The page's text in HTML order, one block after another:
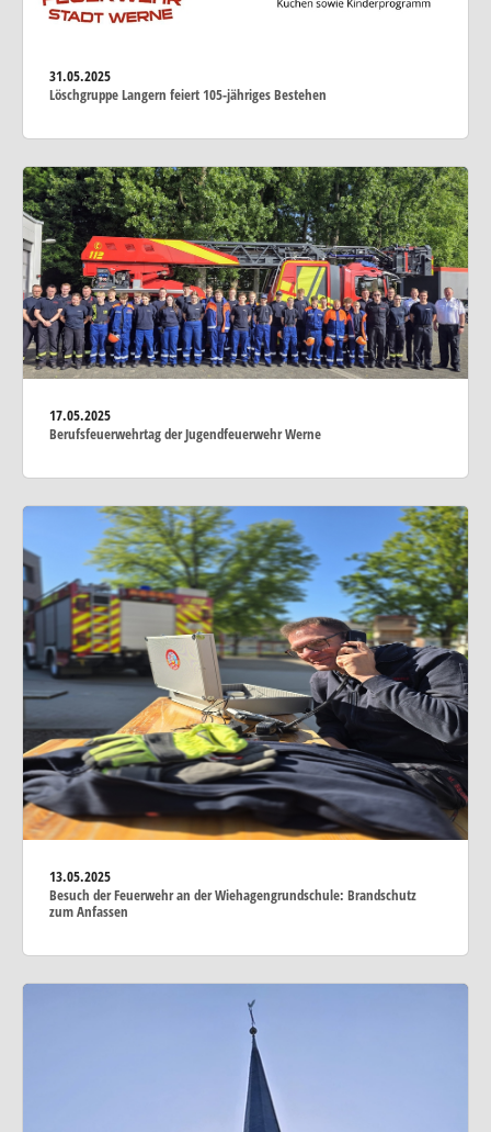
31.05.2025
Löschgruppe Langern feiert 105-jähriges Bestehen
17.05.2025
Berufsfeuerwehrtag der Jugendfeuerwehr Werne
13.05.2025
Besuch der Feuerwehr an der Wiehagengrundschule: Brandschutz
zum Anfassen